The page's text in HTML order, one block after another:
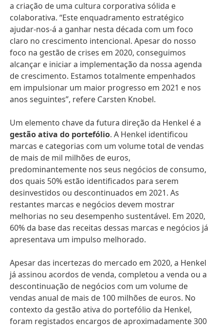
a criação de uma cultura corporativa sólida e
colaborativa. “Este enquadramento estratégico
ajudar-nos-á a ganhar nesta década com um foco
claro no crescimento intencional. Apesar do nosso
foco na gestão de crises em 2020, conseguimos
alcançar e iniciar a implementação da nossa agenda
de crescimento. Estamos totalmente empenhados
em impulsionar um maior progresso em 2021 e nos
anos seguintes”, refere Carsten Knobel.
Um elemento chave da futura direção da Henkel é a
gestão ativa do portefólio. A Henkel identificou
marcas e categorias com um volume total de vendas
de mais de mil milhões de euros,
predominantemente nos seus negócios de consumo,
dos quais 50% estão identificados para serem
desinvestidos ou descontinuados em 2021. As
restantes marcas e negócios devem mostrar
melhorias no seu desempenho sustentável. Em 2020,
60% da base das receitas dessas marcas e negócios já
apresentava um impulso melhorado.
Apesar das incertezas do mercado em 2020, a Henkel
já assinou acordos de venda, completou a venda ou a
descontinuação de negócios com um volume de
vendas anual de mais de 100 milhões de euros. No
contexto da gestão ativa do portefólio da Henkel,
foram registados encargos de aproximadamente 300